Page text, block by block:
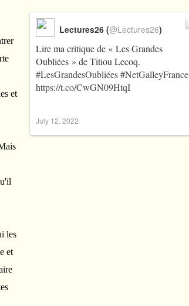
et
les
et
Lire ma critique de « Les Grandes
Oubliées » de Titiou Lecoq.
#LesGrandesOubliées#NetGalleyFrance
https://t.co/CwGN09HtqI
Lectures26 (@Lectures26)
July 12, 2022